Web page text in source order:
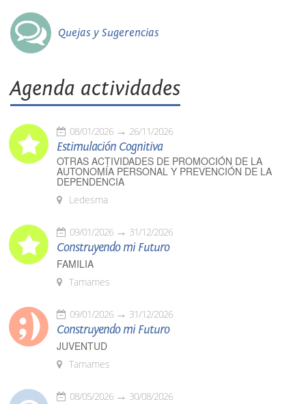
Quejas y Sugerencias
Agenda actividades
08/01/2026 26/11/2026
Estimulación Cognitiva
OTRAS ACTIVIDADES DE PROMOCIÓN DE LA
AUTONOMÍA PERSONAL Y PREVENCIÓN DE LA
DEPENDENCIA
Ledesma
09/01/2026 31/12/2026
Construyendo mi Futuro
FAMILIA
Tamames
09/01/2026 31/12/2026
Construyendo mi Futuro
JUVENTUD
Tamames
08/05/2026 30/08/2026